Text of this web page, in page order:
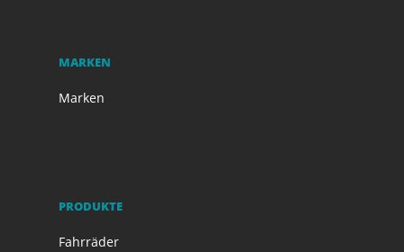
MARKEN
Marken
PRODUKTE
Fahrräder